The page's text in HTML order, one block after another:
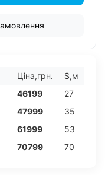
Цiна,грн.
S,м
46199
27
47999
35
61999
53
70799 70